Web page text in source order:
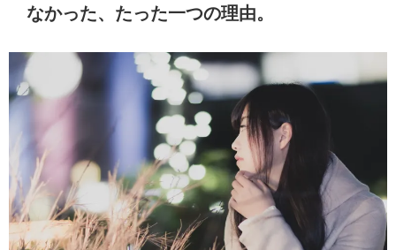
なかった、たった一つの理由。